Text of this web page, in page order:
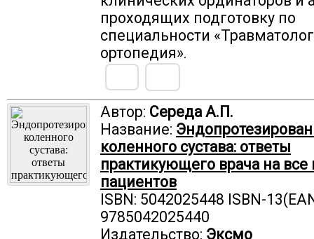
проходящих подготовку по
специальности
ортопедия».
Автор: Середа А.П.
Название:
коленного сустава: ответы
практикующего врача на
пациентов
ISBN: 5042025448 ISBN-
9785042025440
Издательство: Эксмо